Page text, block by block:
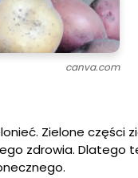
canva.com
Zielone części
zdrowia. Dlatego